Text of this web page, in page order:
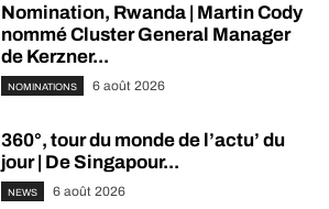
Nomination, Rwanda | Martin Cody
nommé Cluster General Manager
de Kerzner...
NOMINATIONS 6 août 2026
360°, tour du monde de l’actu’ du
jour | De Singapour...
NEWS 6 août 2026